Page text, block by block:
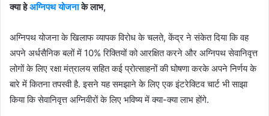
क्या हेअग्निपथ योजनाके लाभ,
अग्निपथ योजना के खिलाफ व्यापक विरोध के चलते, केंद्र ने संकेत दिया कि वह
अपने अर्धसैनिक बलों में 10% रिक्तियों को आरक्षित करने और अग्निपथ सेवानिवृत्त
लोगों के लिए रक्षा मंत्रालय सहित कई प्रोत्साहनों की घोषणा करके अपने निर्णय के
बारे में कितना तपस्वी है. इसने यह समझाने के लिए एक इंटरेक्टिव चार्ट भी साझा
किया कि सेवानिवृत्त अग्निवीरों के लिए भविष्य में क्या-क्या लाभ होंगे.